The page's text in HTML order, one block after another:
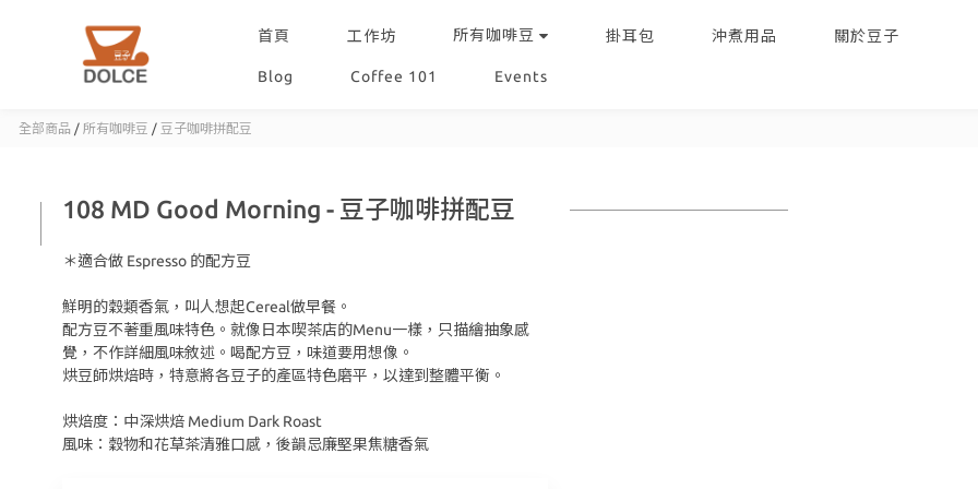
首頁 工作坊 所有咖啡豆 掛耳包 沖煮用品 關於豆子
Blog Coffee 101 Events
全部商品 / 所有咖啡豆 / 豆子咖啡拼配豆
108 MD Good Morning - 豆子咖啡拼配豆
＊適合做 Espresso 的配方豆
鮮明的穀類香氣，叫人想起Cereal做早餐。
配方豆不著重風味特色。就像日本喫茶店的Menu一樣，只描繪抽象感
覺，不作詳細風味敘述。喝配方豆，味道要用想像。
烘豆師烘焙時，特意將各豆子的產區特色磨平，以達到整體平衡。
烘焙度：中深烘焙 Medium Dark Roast
風味：穀物和花草茶清雅口感，後韻忌廉堅果焦糖香氣